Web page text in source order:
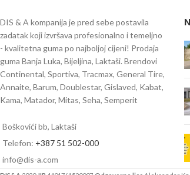
DIS & A kompanija je pred sebe postavila
zadatak koji izvršava profesionalno i temeljno
- kvalitetna guma po najboljoj cijeni! Prodaja
guma Banja Luka, Bijeljina, Laktaši. Brendovi
Continental, Sportiva, Tracmax, General Tire,
Annaite, Barum, Doublestar, Gislaved, Kabat,
Kama, Matador, Mitas, Seha, Semperit
Boškovići bb, Laktaši
Telefon: +387 51 502-000
info@dis-a.com